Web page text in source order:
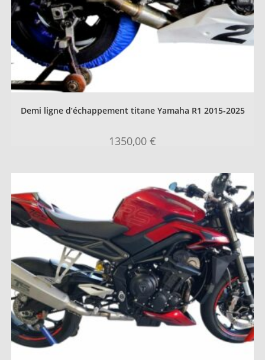
Demi ligne d’échappement titane Yamaha R1 2015-2025
1350,00 €